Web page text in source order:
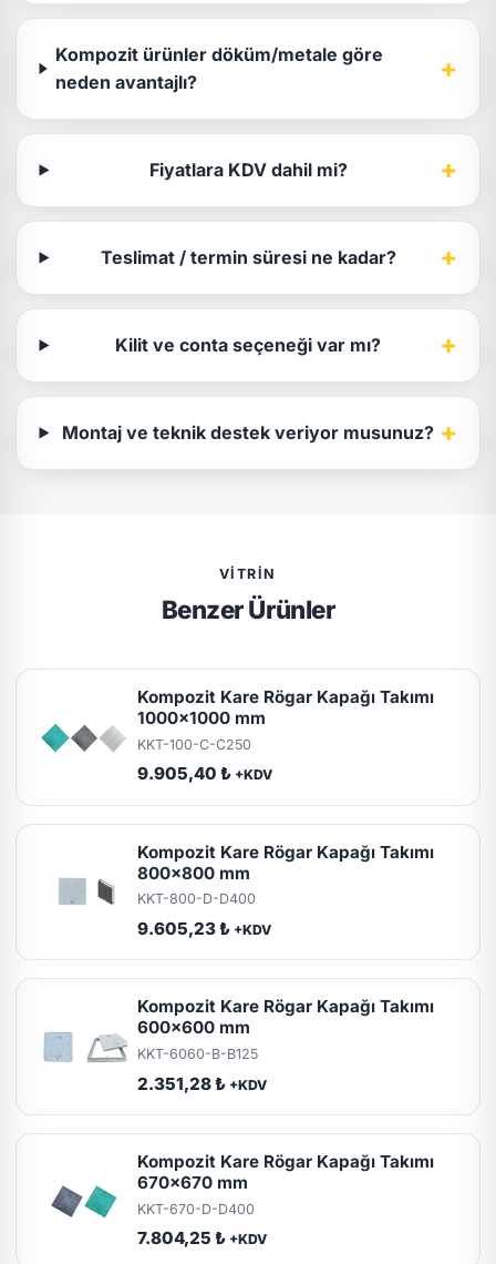
Kompozit ürünler döküm/metale göre
neden avantajlı?
+
Fiyatlara KDV dahil mi? +
Teslimat / termin süresi ne kadar? +
Kilit ve conta seçeneği var mı? +
Montaj ve teknik destek veriyor musunuz? +
VITRIN
Benzer Ürünler
Kompozit Kare Rögar Kapağı Takımı
1000x1000 mm
KKT-100-C-C250
9.905,40 ₺ +KDV
Kompozit Kare Rögar Kapağı Takımı
800x800 mm
KKT-800-D-D400
9.605,23 ₺ +KDV
Kompozit Kare Rögar Kapağı Takımı
600x600 mm
KKT-6060-B-B125
2.351,28 ₺ +KDV
Kompozit Kare Rögar Kapağı Takımı
670x670 mm
KKT-670-D-D400
7.804,25 ₺ +KDV